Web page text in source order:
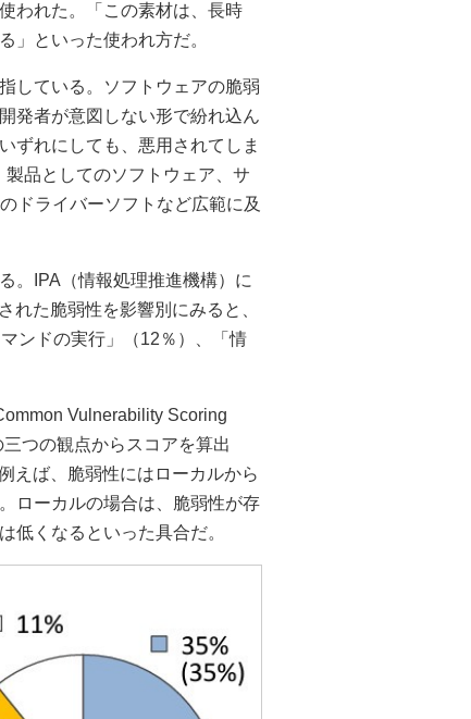
われた。「この素材は、長時
」といった使われ方だ。
している。ソフトウェアの脆弱
発者が意図しない形で紛れ込ん
ずれにしても、悪用されてしま
品としてのソフトウェア、サ
ドライバーソフトなど広範に及
。IPA（情報処理推進機構）に
れた脆弱性を影響別にみると、
ンドの実行」（12％）、「情
Vulnerability Scoring
つの観点からスコアを算出
えば、脆弱性にはローカルから
ローカルの場合は、脆弱性が存
低くなるといった具合だ。